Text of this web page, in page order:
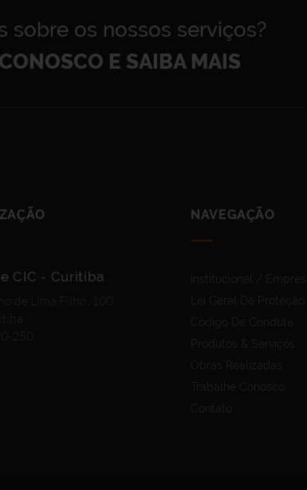
sobre os nossos serviços?
E SAIBA MAIS
CIC - Curitiba
de Lima Filho, 100
250
NAVEGAÇÃO
Institucional / Empresa
Produtos & Serviços